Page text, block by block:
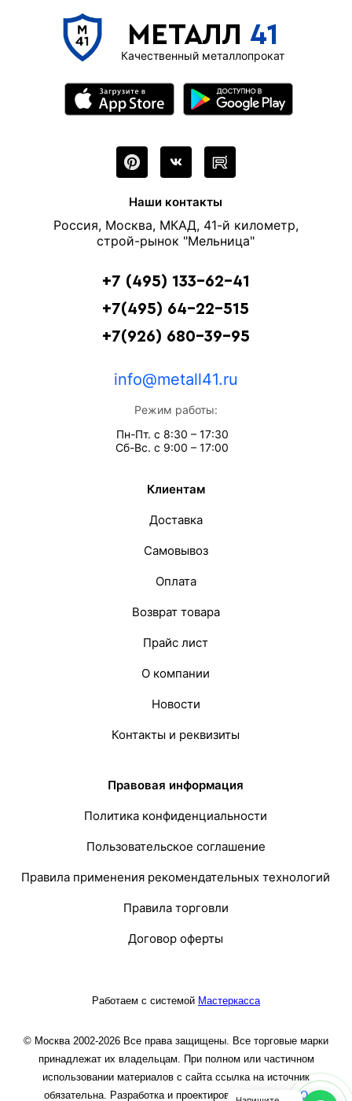
МЕТАЛЛ 41
Качественный металлопрокат
Наши контакты
Россия, Москва, МКАД, 41-й километр,
строй-рынок "Мельница"
+7 (495) 133-62-41
+7(495) 64-22-515
+7(926) 680-39-95
info@metall41.ru
Режим работы:
Пн-Пт. с 8:30 – 17:30
Сб-Вс. с 9:00 – 17:00
Клиентам
Доставка
Самовывоз
Оплата
Возврат товара
Прайс лист
О компании
Новости
Контакты и реквизиты
Правовая информация
Политика конфиденциальности
Пользовательское соглашение
Правила применения рекомендательных технологий
Правила торговли
Договор оферты
Работаем с системой Мастеркасса
© Москва 2002-2026 Все права защищены. Все торговые марки
принадлежат их владельцам. При полном или частичном
использовании материалов с сайта ссылка на источник
обязательна. Разработка и проектирование сайта
ООО